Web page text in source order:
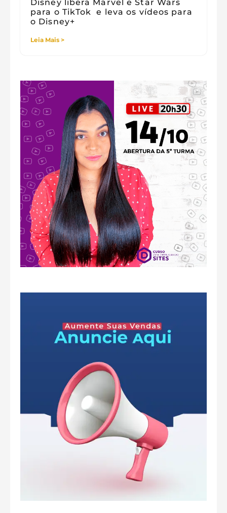
Disney libera Marvel e Star Wars
para o TikTok e leva os vídeos para
o Disney+
Leia Mais >